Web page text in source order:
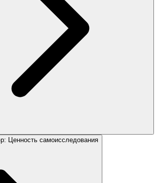
Ценность самоисследования